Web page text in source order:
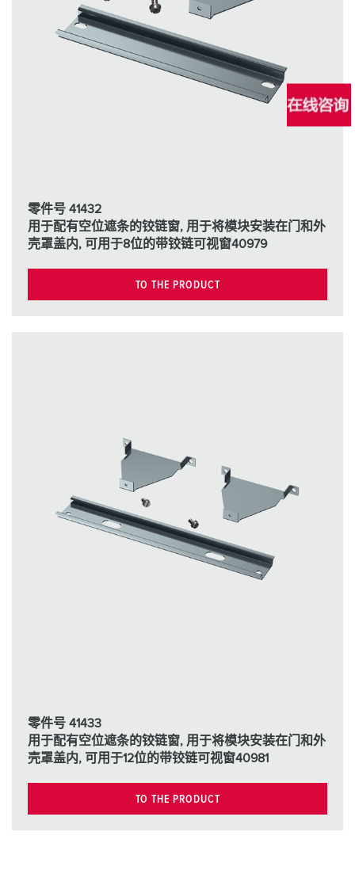
零件号 41432
用于配有空位遮条的铰链窗, 用于将模块安装在门和外
壳罩盖内, 可用于8位的带铰链可视窗40979
TO THE PRODUCT
零件号 41433
用于配有空位遮条的铰链窗, 用于将模块安装在门和外
壳罩盖内, 可用于12位的带铰链可视窗40981
TO THE PRODUCT